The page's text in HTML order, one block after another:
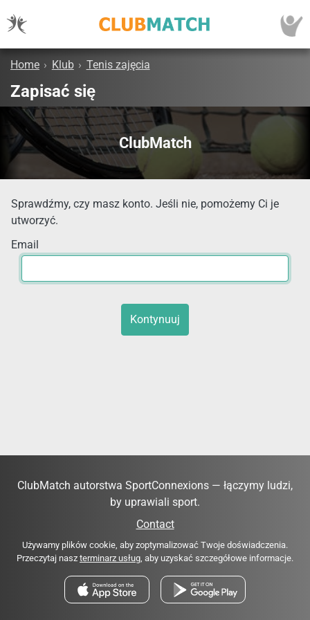
Home › Klub › Tenis zajęcia
Zapisać się
ClubMatch
Sprawdźmy, czy masz konto. Jeśli nie, pomożemy Ci je
utworzyć.
Email
Kontynuuj
ClubMatch autorstwa SportConnexions — łączymy ludzi,
by uprawiali sport.
Contact
Używamy plików cookie, aby zoptymalizować Twoje doświadczenia.
Przeczytaj nasz terminarz usług, aby uzyskać szczegółowe informacje.